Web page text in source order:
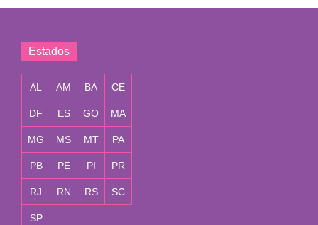
Estados
AL AM BA CE
DF ES GO MA
MG MS MT PA
PB PE PI PR
RJ RN RS SC
SP